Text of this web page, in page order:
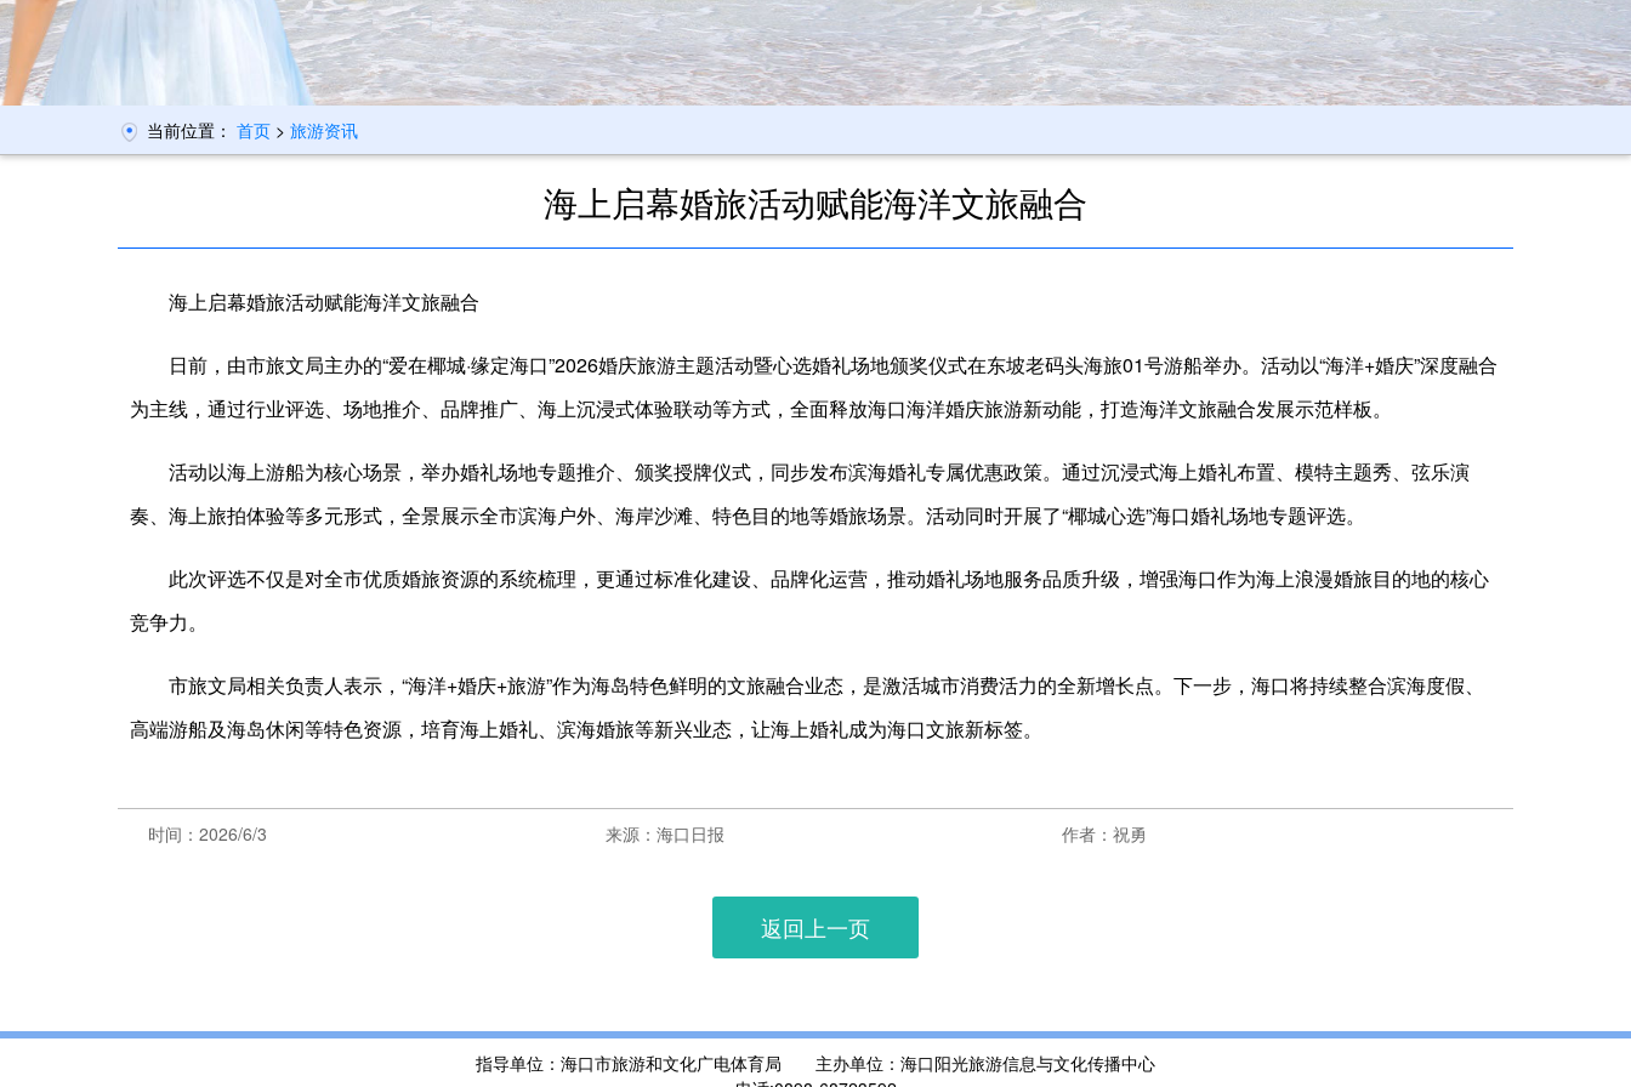
当前位置： 首页 > 旅游资讯
海上启幕婚旅活动赋能海洋文旅融合
海上启幕婚旅活动赋能海洋文旅融合
日前，由市旅文局主办的“爱在椰城·缘定海口”2026婚庆旅游主题活动暨心选婚礼场地颁奖仪式在东坡老码头海旅01号游船举办。活动以“海洋+婚庆”深度融合
为主线，通过行业评选、场地推介、品牌推广、海上沉浸式体验联动等方式，全面释放海口海洋婚庆旅游新动能，打造海洋文旅融合发展示范样板。
活动以海上游船为核心场景，举办婚礼场地专题推介、颁奖授牌仪式，同步发布滨海婚礼专属优惠政策。通过沉浸式海上婚礼布置、模特主题秀、弦乐演
奏、海上旅拍体验等多元形式，全景展示全市滨海户外、海岸沙滩、特色目的地等婚旅场景。活动同时开展了“椰城心选”海口婚礼场地专题评选。
此次评选不仅是对全市优质婚旅资源的系统梳理，更通过标准化建设、品牌化运营，推动婚礼场地服务品质升级，增强海口作为海上浪漫婚旅目的地的核心
竞争力。
市旅文局相关负责人表示，“海洋+婚庆+旅游”作为海岛特色鲜明的文旅融合业态，是激活城市消费活力的全新增长点。下一步，海口将持续整合滨海度假、
高端游船及海岛休闲等特色资源，培育海上婚礼、滨海婚旅等新兴业态，让海上婚礼成为海口文旅新标签。
时间：2026/6/3 来源：海口日报 作者：祝勇
返回上一页
指导单位：海口市旅游和文化广电体育局 主办单位：海口阳光旅游信息与文化传播中心